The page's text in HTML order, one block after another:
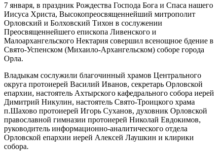
7 января, в праздник Рождества Господа Бога и Спаса нашего
Иисуса Христа, Высокопреосвященнейший митрополит
Орловский и Болховский Тихон в сослужении
Преосвященнейшего епископа Ливенского и
Малоархангельского Нектария совершил всенощное бдение в
Свято-Успенском (Михаило-Архангельском) соборе города
Орла.
Владыкам сослужили благочинный храмов Центрального
округа протоиерей Василий Иванов, секретарь Орловской
епархии, настоятель Ахтырского кафедрального собора иерей
Димитрий Никулин, настоятель Свято-Троицкого храма
п.Шахово протоиерей Игорь Суханов, духовник Орловской
православной гимназии протоиерей Николай Евдокимов,
руководитель информационно-аналитического отдела
Орловской епархии иерей Алексей Лаушкин и клирики
собора.